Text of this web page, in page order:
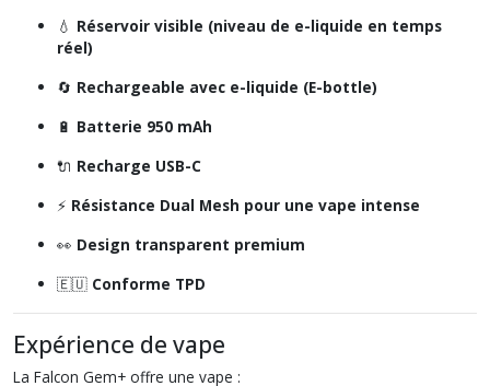
💧 Réservoir visible (niveau de e-liquide en temps
réel)
🔄 Rechargeable avec e-liquide (E-bottle)
🔋 Batterie 950 mAh
🔌 Recharge USB-C
⚡ Résistance Dual Mesh pour une vape intense
👀 Design transparent premium
🇪🇺 Conforme TPD
Expérience de vape
La Falcon Gem+ offre une vape :